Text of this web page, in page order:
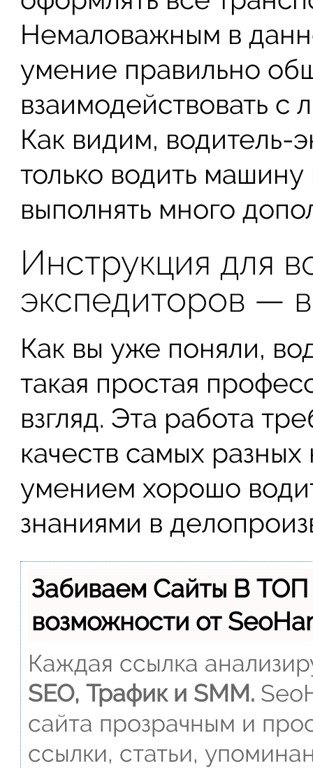
Немаловажным в
умение правильно
взаимодействовать с
Как видим, водитель-
только водить
выполнять много
Инструкция для
экспедиторов —
Как вы уже поняли,
такая простая
взгляд. Эта работа
качеств самых
умением хорошо
знаниями в
Забиваем Сайты В
возможности от
Каждая ссылка
SEO, Трафик и SMM.
сайта прозрачным и
ссылки, статьи,